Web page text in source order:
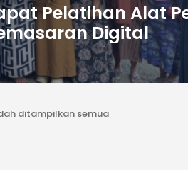
Pelatihan Alat
Digital
ditampilkan semua